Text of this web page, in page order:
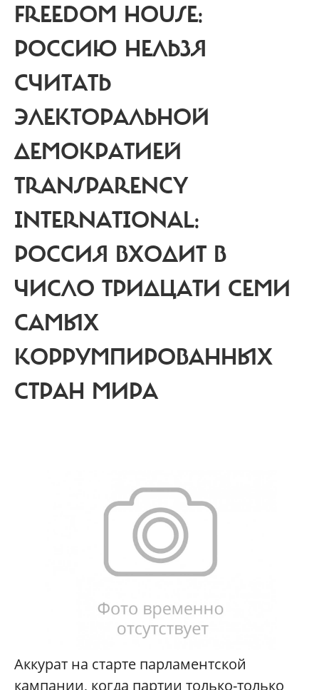
FREEDOM HOUSE:
РОССИЮ НЕЛЬЗЯ
СЧИТАТЬ
ЭЛЕКТОРАЛЬНОЙ
ДЕМОКРАТИЕЙ
TRANSPARENCY
INTERNATIONAL:
РОССИЯ ВХОДИТ В
ЧИСЛО ТРИДЦАТИ СЕМИ
САМЫХ
КОРРУМПИРОВАННЫХ
СТРАН МИРА
Аккурат на старте парламентской
кампании, когда партии только-только